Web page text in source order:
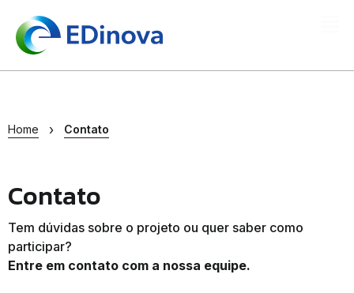
Contato
Tem dúvidas sobre o projeto ou quer saber como
participar?
Entre em contato com a nossa equipe.
Home › Contato